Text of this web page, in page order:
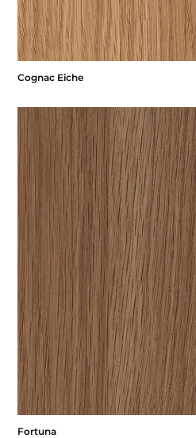
Cognac Eiche
Fortuna